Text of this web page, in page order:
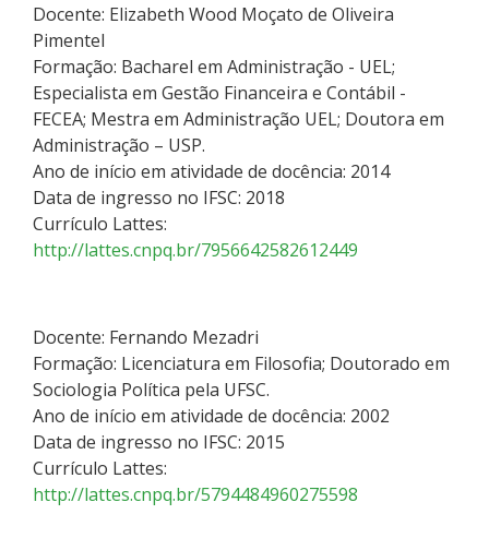
Docente: Elizabeth Wood Moçato de Oliveira
Pimentel
Formação: Bacharel em Administração - UEL;
Especialista em Gestão Financeira e Contábil -
FECEA; Mestra em Administração UEL; Doutora em
Administração – USP.
Ano de início em atividade de docência: 2014
Data de ingresso no IFSC: 2018
Currículo Lattes:
http://lattes.cnpq.br/7956642582612449
Docente: Fernando Mezadri
Formação: Licenciatura em Filosofia; Doutorado em
Sociologia Política pela UFSC.
Ano de início em atividade de docência: 2002
Data de ingresso no IFSC: 2015
Currículo Lattes:
http://lattes.cnpq.br/5794484960275598